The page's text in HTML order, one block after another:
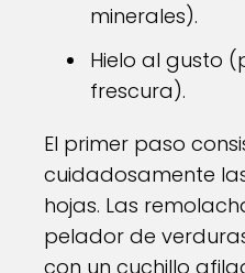
minerales).
Hielo al gusto
frescura).
El primer paso
cuidadosamente
hojas. Las
pelador de
con un cuchillo